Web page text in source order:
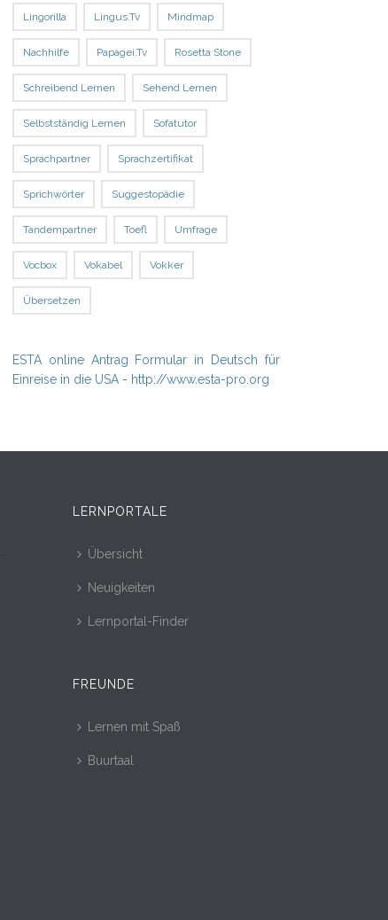
Lingorilla Lingus.tv Mindmap
Nachhilfe Papagei.tv Rosetta Stone
Schreibend Lernen Sehend Lernen
Selbstständig Lernen Sofatutor
Sprachpartner Sprachzertifikat
Sprichwörter Suggestopädie
Tandempartner Toefl Umfrage
Vocbox Vokabel Vokker
Übersetzen
ESTA online Antrag Formular in Deutsch für
Einreise in die USA - http://www.esta-pro.org
LERNPORTALE
Übersicht
Neuigkeiten
Lernportal-Finder
FREUNDE
Lernen mit Spaß
Buurtaal